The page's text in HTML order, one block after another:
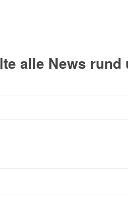
alle News